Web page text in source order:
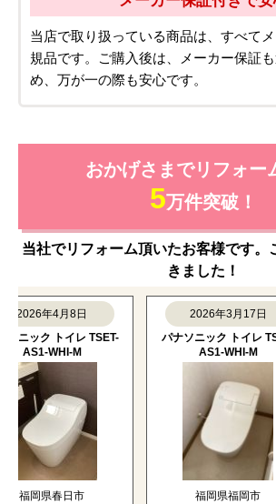
当店で取り扱っている商品は、すべて
規品です。ご購入後は、メーカー保証
め、万が一の際も安心です。
おかげさまでリフォー
5万件突破！
当社でリフォーム頂いたお客様です。
きました！
年4月8日
ク トイレ TSET-
WHI-M
岡県春日市
2026年3月17日
パナソニック トイレ TSET-
AS1-WHI-M
福岡県福岡市